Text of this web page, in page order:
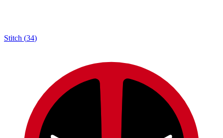
Stitch (34)